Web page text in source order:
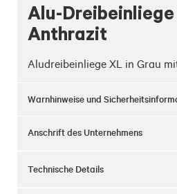
Alu-
Anthrazit
Aludreibeinliege XL in Grau
Warnhinweise und
Anschrift des Unternehmens
Technische Details